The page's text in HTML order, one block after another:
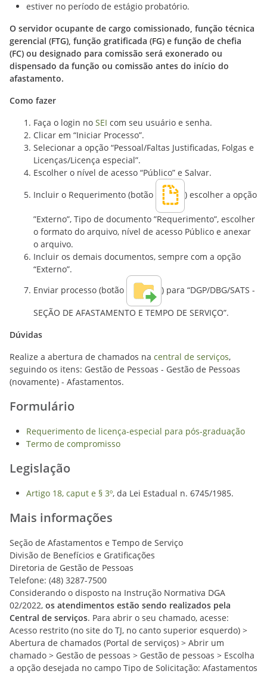
estiver no período de estágio probatório.
O servidor ocupante de cargo comissionado, função técnica
gerencial (FTG), função gratificada (FG) e função de chefia
(FC) ou designado para comissão será exonerado ou
dispensado da função ou comissão antes do início do
afastamento.
Como fazer
Faça o login no SEI com seu usuário e senha.
Clicar em “Iniciar Processo”.
Selecionar a opção “Pessoal/Faltas Justificadas, Folgas e
Licenças/Licença especial”.
Escolher o nível de acesso “Público” e Salvar.
Incluir o Requerimento (botão
) escolher a opção
”Externo”, Tipo de documento ”Requerimento”, escolher
o formato do arquivo, nível de acesso Público e anexar
o arquivo.
Incluir os demais documentos, sempre com a opção
“Externo”.
Enviar processo (botão
) para “DGP/DBG/SATS -
SEÇÃO DE AFASTAMENTO E TEMPO DE SERVIÇO”.
Dúvidas
Realize a abertura de chamados na central de serviços,
seguindo os itens: Gestão de Pessoas - Gestão de Pessoas
(novamente) - Afastamentos.
Formulário
Requerimento de licença-especial para pós-graduação
Termo de compromisso
Legislação
Artigo 18, caput e § 3º, da Lei Estadual n. 6745/1985.
Mais informações
Seção de Afastamentos e Tempo de Serviço
Divisão de Benefícios e Gratificações
Diretoria de Gestão de Pessoas
Telefone: (48) 3287-7500
Considerando o disposto na Instrução Normativa DGA
02/2022, os atendimentos estão sendo realizados pela
Central de serviços. Para abrir o seu chamado, acesse:
Acesso restrito (no site do TJ, no canto superior esquerdo) >
Abertura de chamados (Portal de serviços) > Abrir um
chamado > Gestão de pessoas > Gestão de pessoas > Escolha
a opção desejada no campo Tipo de Solicitação: Afastamentos